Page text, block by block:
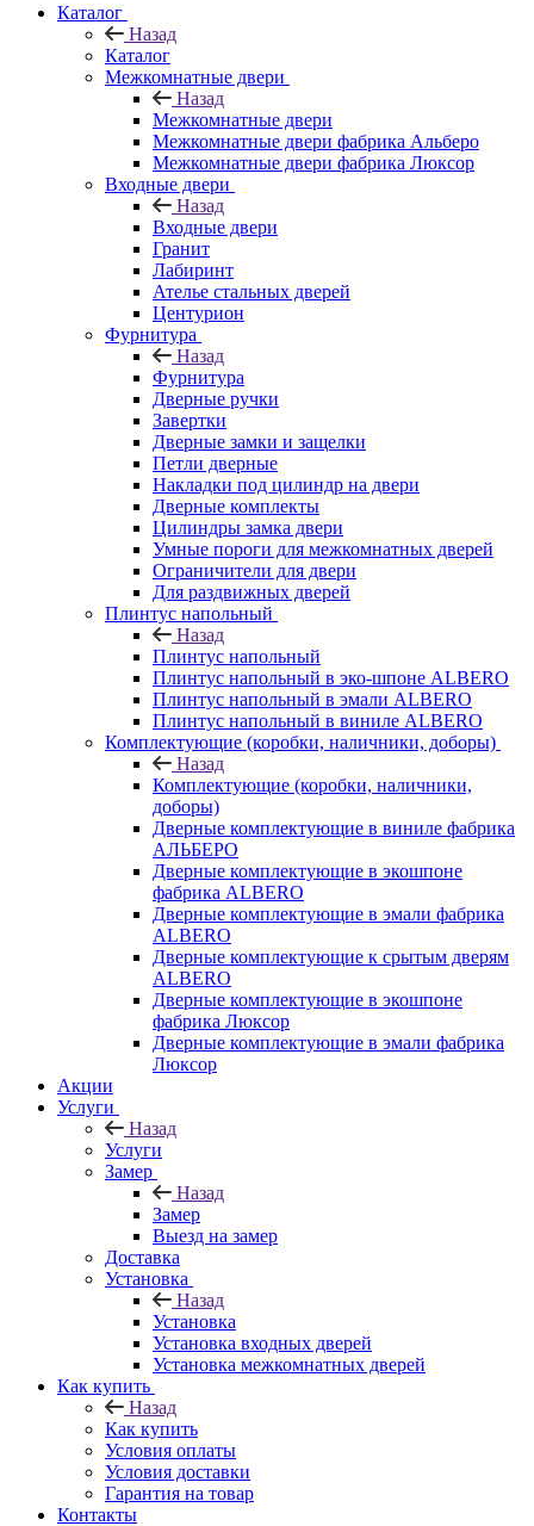
Каталог
Назад
Каталог
Межкомнатные двери
Назад
Межкомнатные двери
Межкомнатные двери фабрика Альберо
Межкомнатные двери фабрика Люксор
Входные двери
Назад
Входные двери
Гранит
Лабиринт
Ателье стальных дверей
Центурион
Фурнитура
Назад
Фурнитура
Дверные ручки
Завертки
Дверные замки и защелки
Петли дверные
Накладки под цилиндр на двери
Дверные комплекты
Цилиндры замка двери
Умные пороги для межкомнатных дверей
Ограничители для двери
Для раздвижных дверей
Плинтус напольный
Назад
Плинтус напольный
Плинтус напольный в эко-шпоне ALBERO
Плинтус напольный в эмали ALBERO
Плинтус напольный в виниле ALBERO
Комплектующие (коробки, наличники, доборы)
Назад
Комплектующие (коробки, наличники,
доборы)
Дверные комплектующие в виниле фабрика
АЛЬБЕРО
Дверные комплектующие в экошпоне
фабрика ALBERO
Дверные комплектующие в эмали фабрика
ALBERO
Дверные комплектующие к срытым дверям
ALBERO
Дверные комплектующие в экошпоне
фабрика Люксор
Дверные комплектующие в эмали фабрика
Люксор
Акции
Услуги
Назад
Услуги
Замер
Назад
Замер
Выезд на замер
Доставка
Установка
Назад
Установка
Установка входных дверей
Установка межкомнатных дверей
Как купить
Назад
Как купить
Условия оплаты
Условия доставки
Гарантия на товар
Контакты